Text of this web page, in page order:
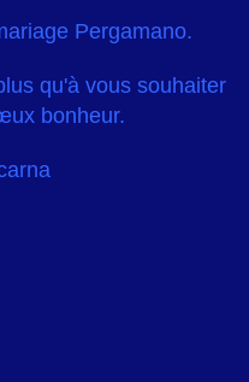
Pergamano.
qu'à vous souhaiter
bonheur.